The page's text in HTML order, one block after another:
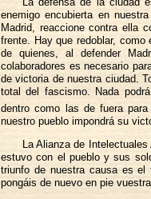
enemigo encubierta en
Madrid, reaccione contra ella
frente. Hay que redoblar,
de quienes, al defender
colaboradores es necesario
de victoria de nuestra ciudad.
total del fascismo. Nada
dentro como las de fuera
nuestro pueblo impondrá su
La Alianza de
estuvo con el pueblo y sus
triunfo de nuestra causa es
pongáis de nuevo en pie